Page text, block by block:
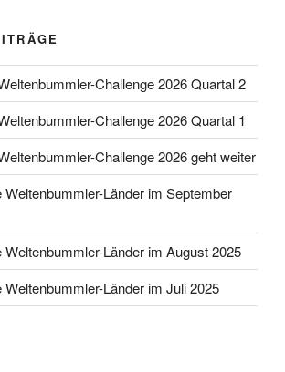
Challenge 2026 Quartal 2
Challenge 2026 Quartal 1
Challenge 2026 geht weiter
Weltenbummler-Länder im September
Weltenbummler-Länder im August 2025
Weltenbummler-Länder im Juli 2025